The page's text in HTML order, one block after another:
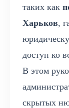
таких как
Харьков,
доступ ко
В этом
скрытых